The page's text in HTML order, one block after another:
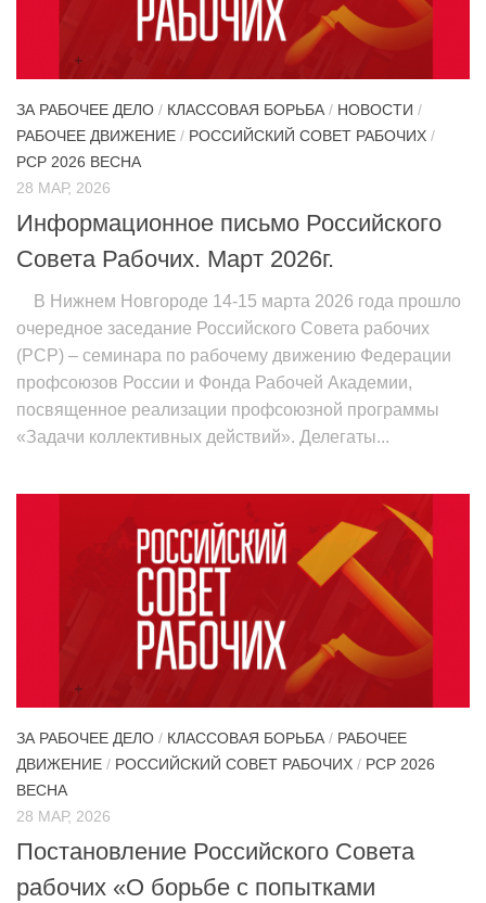
ИЗУЧЕНИЕ ДИАЛЕКТИКИ
ПРОФСОЮЗНАЯ БОРЬБА
НАРОДНАЯ ПРАВДА
ЗА РАБОЧЕЕ ДЕЛО / КЛАССОВАЯ БОРЬБА / НОВОСТИ /
РАБОЧЕЕ ДВИЖЕНИЕ / РОССИЙСКИЙ СОВЕТ РАБОЧИХ /
РСР 2026 ВЕСНА
28 МАР, 2026
Информационное письмо Российского
Совета Рабочих. Март 2026г.
В Нижнем Новгороде 14-15 марта 2026 года прошло
очередное заседание Российского Совета рабочих
(РСР) – семинара по рабочему движению Федерации
профсоюзов России и Фонда Рабочей Академии,
посвященное реализации профсоюзной программы
«Задачи коллективных действий». Делегаты...
ЗА РАБОЧЕЕ ДЕЛО / КЛАССОВАЯ БОРЬБА / РАБОЧЕЕ
ДВИЖЕНИЕ / РОССИЙСКИЙ СОВЕТ РАБОЧИХ / РСР 2026
ВЕСНА
28 МАР, 2026
Постановление Российского Совета
рабочих «О борьбе с попытками